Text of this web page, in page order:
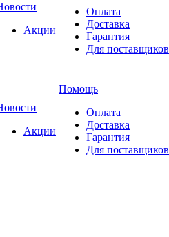
Акции
Оплата
Доставка
Гарантия
Для поставщиков
Акции
Помощь
Оплата
Доставка
Гарантия
Для поставщиков